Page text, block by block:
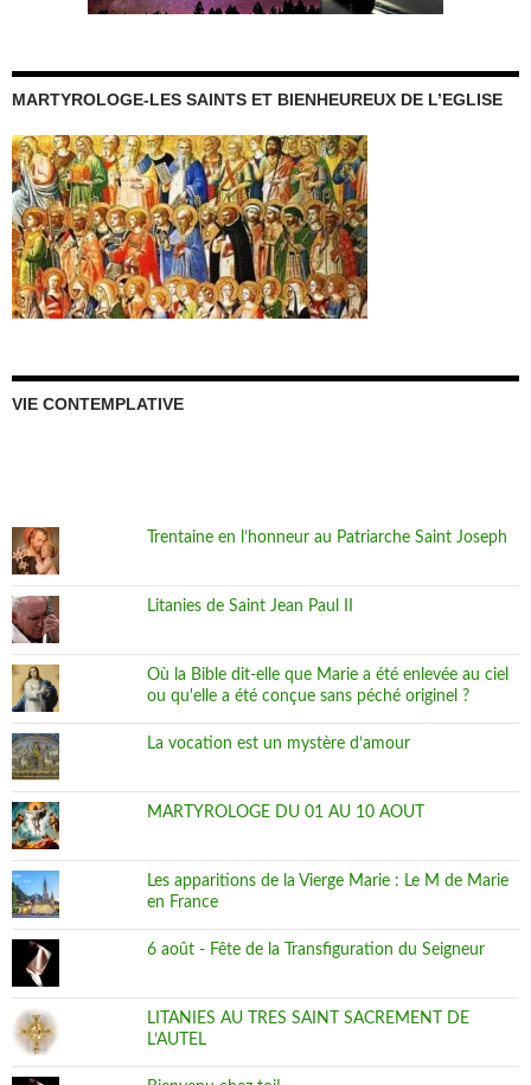
MARTYROLOGE-LES SAINTS ET BIENHEUREUX DE L’EGLISE
VIE CONTEMPLATIVE
Trentaine en l’honneur au Patriarche Saint Joseph
Litanies de Saint Jean Paul II
Où la Bible dit-elle que Marie a été enlevée au ciel
ou qu'elle a été conçue sans péché originel ?
La vocation est un mystère d’amour
MARTYROLOGE DU 01 AU 10 AOUT
Les apparitions de la Vierge Marie : Le M de Marie
en France
6 août - Fête de la Transfiguration du Seigneur
LITANIES AU TRES SAINT SACREMENT DE
L’AUTEL